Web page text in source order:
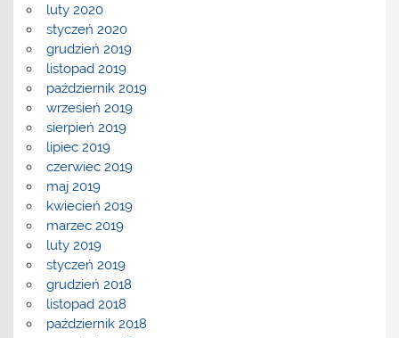
luty 2020
styczeń 2020
grudzień 2019
listopad 2019
październik 2019
wrzesień 2019
sierpień 2019
lipiec 2019
czerwiec 2019
maj 2019
kwiecień 2019
marzec 2019
luty 2019
styczeń 2019
grudzień 2018
listopad 2018
październik 2018